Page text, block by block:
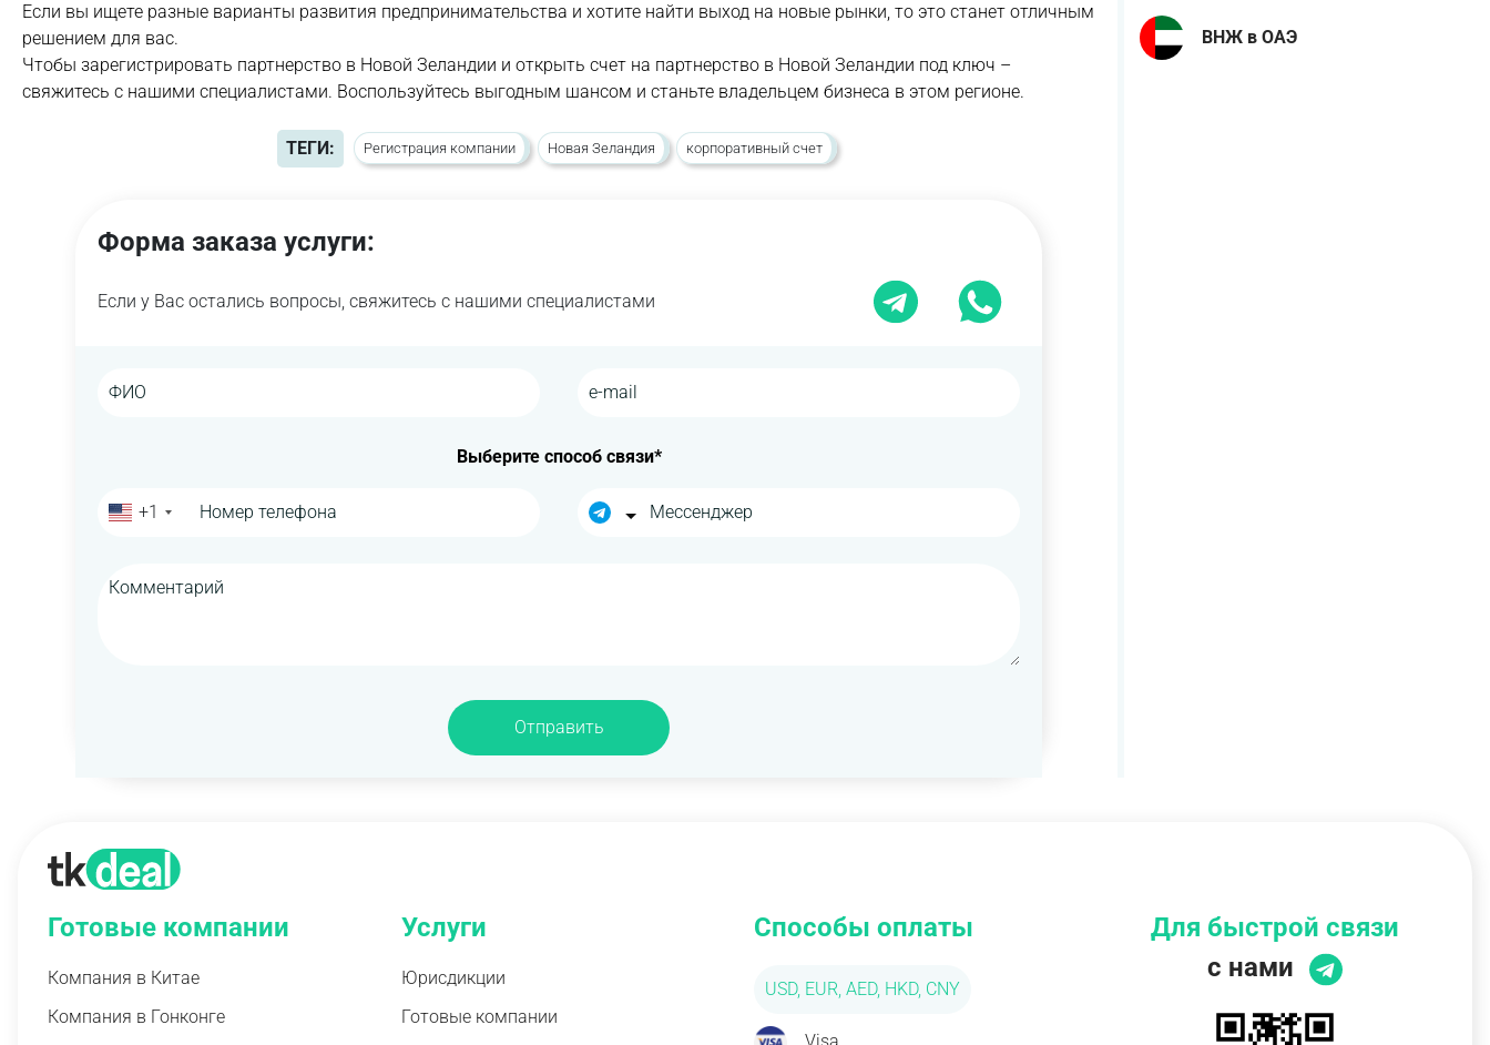
Если вы ищете разные варианты развития предпринимательства и хотите найти выход на новые рынки, то это станет отличным
решением для вас.
Чтобы зарегистрировать партнерство в Новой Зеландии и открыть счет на партнерство в Новой Зеландии под ключ –
свяжитесь с нашими специалистами. Воспользуйтесь выгодным шансом и станьте владельцем бизнеса в этом регионе.
ТЕГИ: Регистрация компании Новая Зеландия корпоративный счет
Форма заказа услуги:
Если у Вас остались вопросы, свяжитесь с нашими специалистами
Выберите способ связи*
+1
Отправить
ВНЖ в ОАЭ
Готовые компании
Компания в Китае
Компания в Гонконге
Услуги
Юрисдикции
Готовые компании
Способы оплаты
USD, EUR, AED, HKD, CNY
Для быстрой связи
с нами